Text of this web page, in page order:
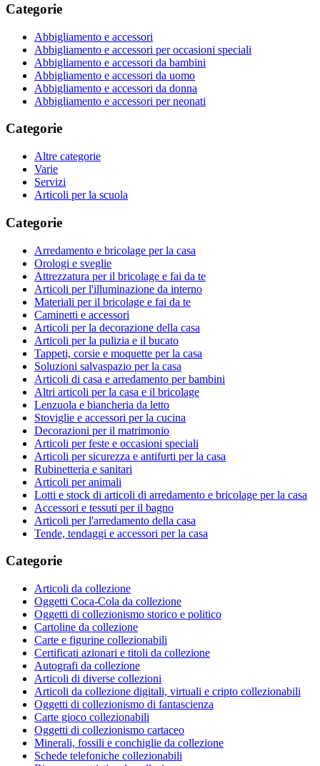
Categorie
Abbigliamento e accessori
Abbigliamento e accessori per occasioni speciali
Abbigliamento e accessori da bambini
Abbigliamento e accessori da uomo
Abbigliamento e accessori da donna
Abbigliamento e accessori per neonati
Categorie
Altre categorie
Varie
Servizi
Articoli per la scuola
Categorie
Arredamento e bricolage per la casa
Orologi e sveglie
Attrezzatura per il bricolage e fai da te
Articoli per l'illuminazione da interno
Materiali per il bricolage e fai da te
Caminetti e accessori
Articoli per la decorazione della casa
Articoli per la pulizia e il bucato
Tappeti, corsie e moquette per la casa
Soluzioni salvaspazio per la casa
Articoli di casa e arredamento per bambini
Altri articoli per la casa e il bricolage
Lenzuola e biancheria da letto
Stoviglie e accessori per la cucina
Decorazioni per il matrimonio
Articoli per feste e occasioni speciali
Articoli per sicurezza e antifurti per la casa
Rubinetteria e sanitari
Articoli per animali
Lotti e stock di articoli di arredamento e bricolage per la casa
Accessori e tessuti per il bagno
Articoli per l'arredamento della casa
Tende, tendaggi e accessori per la casa
Categorie
Articoli da collezione
Oggetti Coca-Cola da collezione
Oggetti di collezionismo storico e politico
Cartoline da collezione
Carte e figurine collezionabili
Certificati azionari e titoli da collezione
Autografi da collezione
Articoli di diverse collezioni
Articoli da collezione digitali, virtuali e cripto collezionabili
Oggetti di collezionismo di fantascienza
Carte gioco collezionabili
Oggetti di collezionismo cartaceo
Minerali, fossili e conchiglie da collezione
Schede telefoniche collezionabili